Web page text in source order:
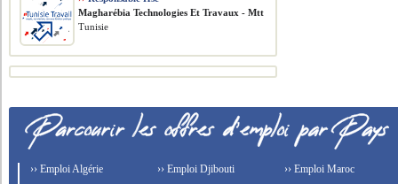
Magharébia Technologies Et Travaux - Mtt
Tunisie
›› Emploi Algérie
›› Emploi Djibouti
›› Emploi Maroc